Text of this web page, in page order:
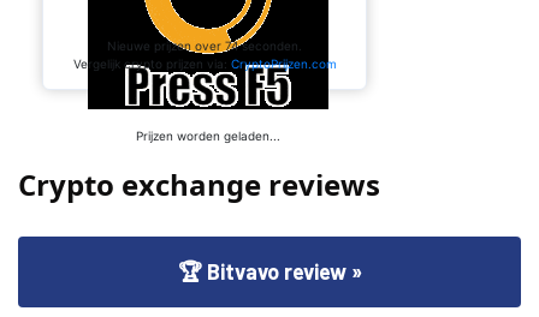
Crypto exchange reviews
🏆 Bitvavo review »